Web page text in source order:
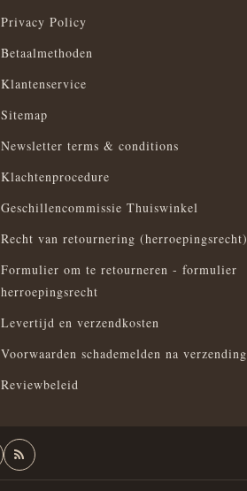
Privacy Policy
Betaalmethoden
Klantenservice
Sitemap
Newsletter terms & conditions
Klachtenprocedure
Geschillencommissie Thuiswinkel
Recht van retournering (herroepingsrecht)
Formulier om te retourneren - formulier
herroepingsrecht
Levertijd en verzendkosten
Voorwaarden schademelden na verzending
Reviewbeleid